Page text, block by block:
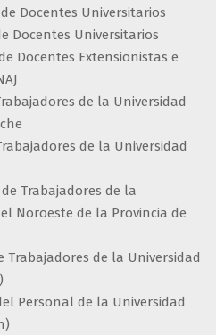
Docentes Universitarios
Docentes Universitarios
Docentes Extensionistas e
de la Universidad
de la Universidad
de Trabajadores de la
Noroeste de la Provincia de
Trabajadores de la Universidad
Personal de la Universidad